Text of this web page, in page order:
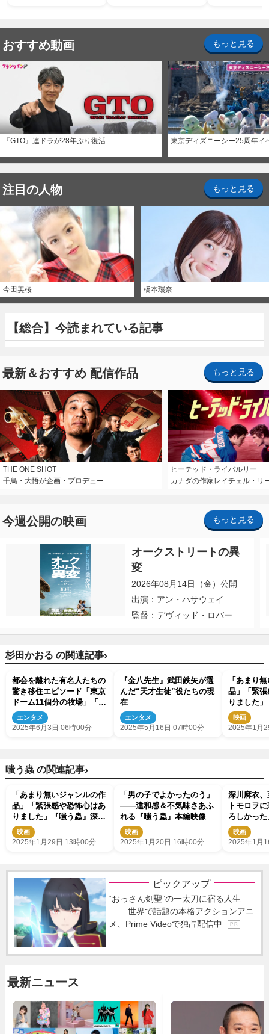
おすすめ動画 もっと見る
『GTO』連ドラが28年ぶり復活 東京ディズニーシー25周年イ
注目の人物 もっと見る
今田美桜 橋本環奈
【総合】今読まれている記事
最新＆おすすめ 配信作品 もっと見る
THE ONE SHOT
千鳥・大悟が企画・プロデュー…
ヒーテッド・ライバルリー
カナダの作家レイチェル・リ
今週公開の映画 もっと見る
オークストリートの異
変
2026年08月14日（金）公開
出演：アン・ハサウェイ
監督：デヴィッド・ロバー
杉田かおる の関連記事›
都会を離れた有名人たちの
驚き移住エピソード「東京
ドーム11個分の牧場」「ベ
ース1本分の値段の古民
家」今夜の『さんま御殿』
エンタメ
2025年6月3日 06時00分
『金八先生』武田鉄矢が選
んだ“天才生徒”役たちの現
在
エンタメ
2025年5月16日 07時00分
「あまり
品」「緊
りました
麻衣、若
映像解禁
映画
2025年1月
嗤う蟲 の関連記事›
「あまり無いジャンルの作
品」「緊張感や恐怖心はあ
りました」『嗤う蟲』深川
麻衣、若葉竜也らコメント
映像解禁
映画
2025年1月29日 13時00分
「男の子でよかったのう」
――違和感＆不気味さあふ
れる『嗤う蟲』本編映像
映画
2025年1月20日 16時00分
深川麻衣
トモロヲ
ろしかった
映画
2025年1月
ピックアップ
“おっさん剣聖”の一太刀に宿る人生
―― 世界で話題の本格アクションアニ
メ、Prime Videoで独占配信中
P R
最新ニュース